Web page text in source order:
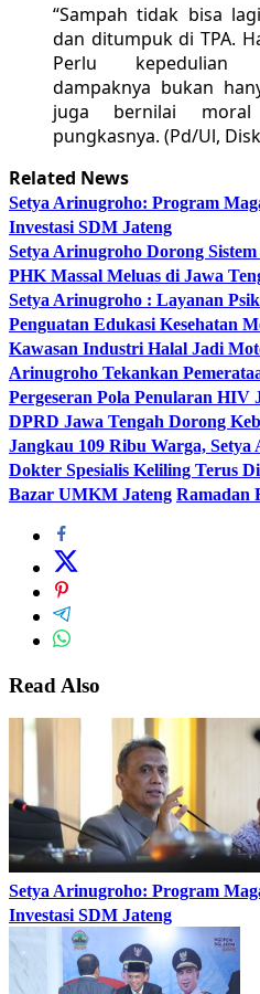
“Sampah tidak bisa
dan ditumpuk di TPA.
Perlu kepedulian
dampaknya bukan
juga bernilai moral
pungkasnya. (Pd/Ul,
Related News
Setya Arinugroho: Program
Investasi SDM Jateng
Setya Arinugroho Dorong
PHK Massal Meluas di Jawa
Setya Arinugroho : Layanan
Penguatan Edukasi Kesehatan
Kawasan Industri Halal Jadi
Arinugroho Tekankan
Pergeseran Pola Penularan
DPRD Jawa Tengah Dorong
Jangkau 109 Ribu Warga,
Dokter Spesialis Keliling Terus
Bazar UMKM Jateng Ramadan
Read Also
Setya Arinugroho: Program
Investasi SDM Jateng